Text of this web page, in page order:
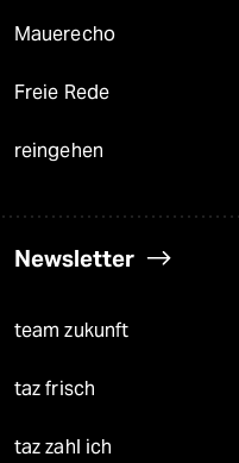
Mauerecho
Freie Rede
reingehen
Newsletter
team zukunft
taz frisch
taz zahl ich